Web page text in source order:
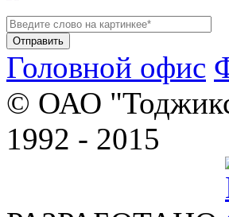
Головной офис
© ОАО
1992 - 2015